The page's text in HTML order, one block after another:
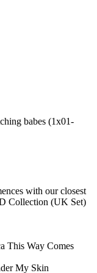
babes (1x01-
with our closest
Collection (UK Set)
This Way Comes
My Skin